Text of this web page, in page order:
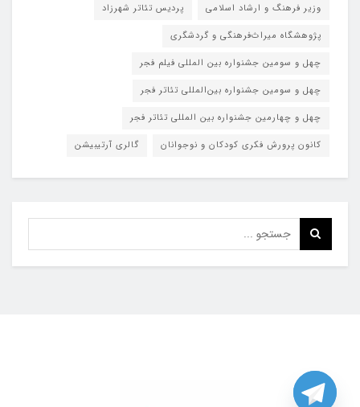
وزیر فرهنگ و ارشاد اسلامی
پردیس تئاتر شهرزاد
پژوهشگاه میراث‌فرهنگی و گردشگری
چهل و سومین جشنواره بین المللی فیلم فجر
چهل و سومین جشنواره بین‌المللی تئاتر فجر
چهل و چهارمین جشنواره بین المللی تئاتر فجر
کانون پرورش فکری کودکان و نوجوانان
گالری آرتیبیشن